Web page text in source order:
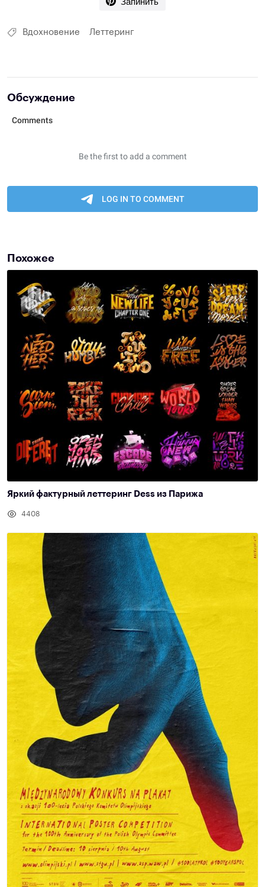
Вдохновение Леттеринг
Обсуждение
Похожее
Яркий фактурный леттеринг Dess из Парижа
4408